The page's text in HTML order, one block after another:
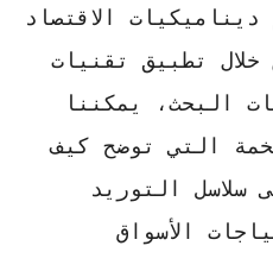
الاقتصاد
تطبيق تقنيات
البحث، يمكننا
التي توضح كيف
سلاسل التوريد
الأسواق